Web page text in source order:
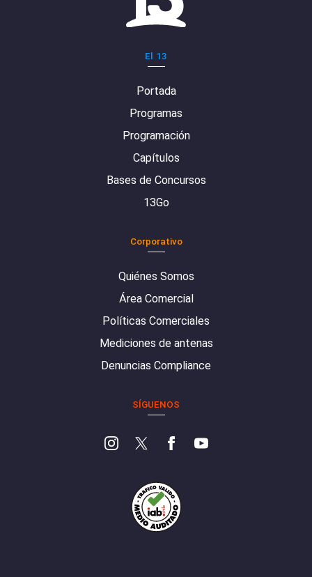
El 13
Portada
Programas
Programación
Capítulos
Bases de Concursos
13Go
Corporativo
Quiénes Somos
Área Comercial
Políticas Comerciales
Mediciones de antenas
Denuncias Compliance
SÍGUENOS